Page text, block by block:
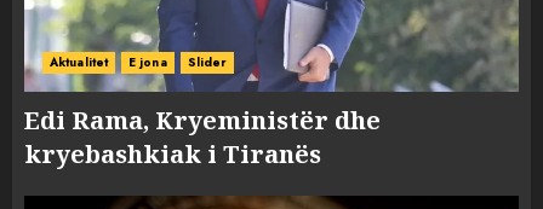
Aktualitet E jona Slider
Edi Rama, Kryeministër dhe
kryebashkiak i Tiranës